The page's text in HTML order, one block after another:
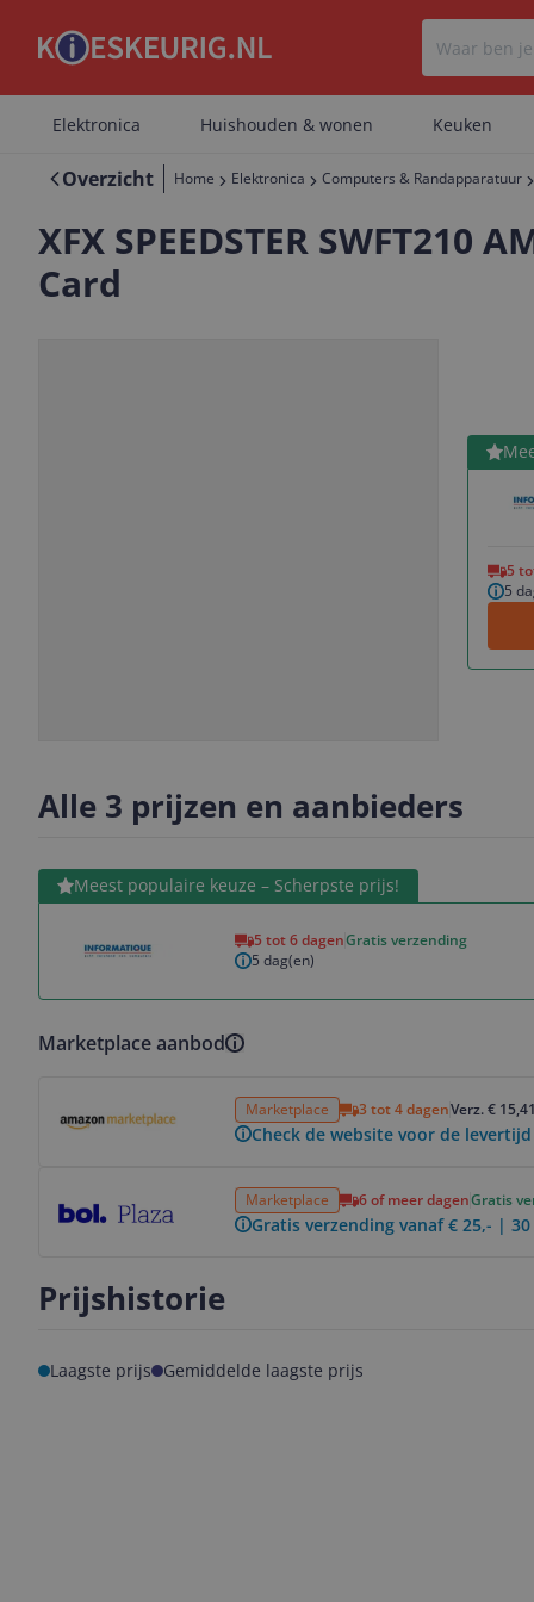
Elektronica Huishouden & wonen Keuken
Overzicht Home Elektronica Computers & Randapparatuur
XFX SPEEDSTER SWFT210
Card
5
5
Bekijk
Alle 3 prijzen en aanbieders
Meest populaire keuze – Scherpste prijs!
5 tot 6 dagenGratis verzending
5 dag(en)
Bekijk product
Marketplace aanbod
Marketplace 3 tot 4 dagenVerz. € 15,41
Check de website voor de
Marketplace 6 of meer dagenGratis
Gratis verzending vanaf € 25,- |
Prijshistorie
Laagste prijs Gemiddelde laagste prijs